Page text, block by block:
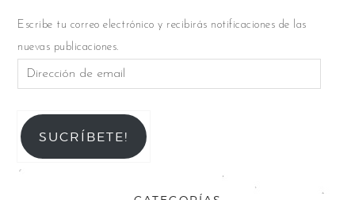
Escribe tu correo electrónico y recibirás notificaciones de las
nuevas publicaciones.
SUCRÍBETE!